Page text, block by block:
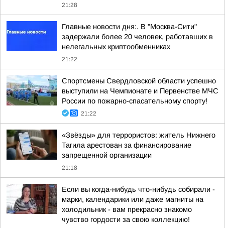
21:28
Главные новости дня:. В "Москва-Сити"
задержали более 20 человек, работавших в
нелегальных криптообменниках
21:22
Спортсмены Свердловской области успешно
выступили на Чемпионате и Первенстве МЧС
России по пожарно-спасательному спорту!
21:22
«Звёзды» для террористов: житель Нижнего
Тагила арестован за финансирование
запрещенной организации
21:18
Если вы когда-нибудь что-нибудь собирали -
марки, календарики или даже магниты на
холодильник - вам прекрасно знакомо
чувство гордости за свою коллекцию!